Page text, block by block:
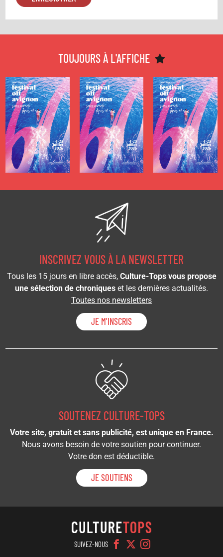
TOUJOURS À L'AFFICHE
D'AVIGNON -
JUILLET
D'AVIGNON -
JUILLET
D'AVIGNON -
JUILLET
INSCRIVEZ VOUS À LA NEWSLETTER
Tous les 15 jours en libre accès, Culture-Tops vous propose
une sélection de chroniques et les dernières actualités.
Toutes nos newsletters
JE M'INSCRIS
SOUTENEZ CULTURE-TOPS
Votre site, gratuit et sans publicité, est unique en France.
Nous avons besoin de votre soutien pour continuer.
Votre don est déductible.
JE SOUTIENS
SUIVEZ-NOUS